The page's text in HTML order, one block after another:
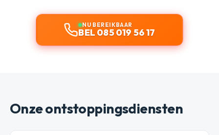
NU BEREIKBAAR
BEL 085 019 56 17
Onze ontstoppingsdiensten